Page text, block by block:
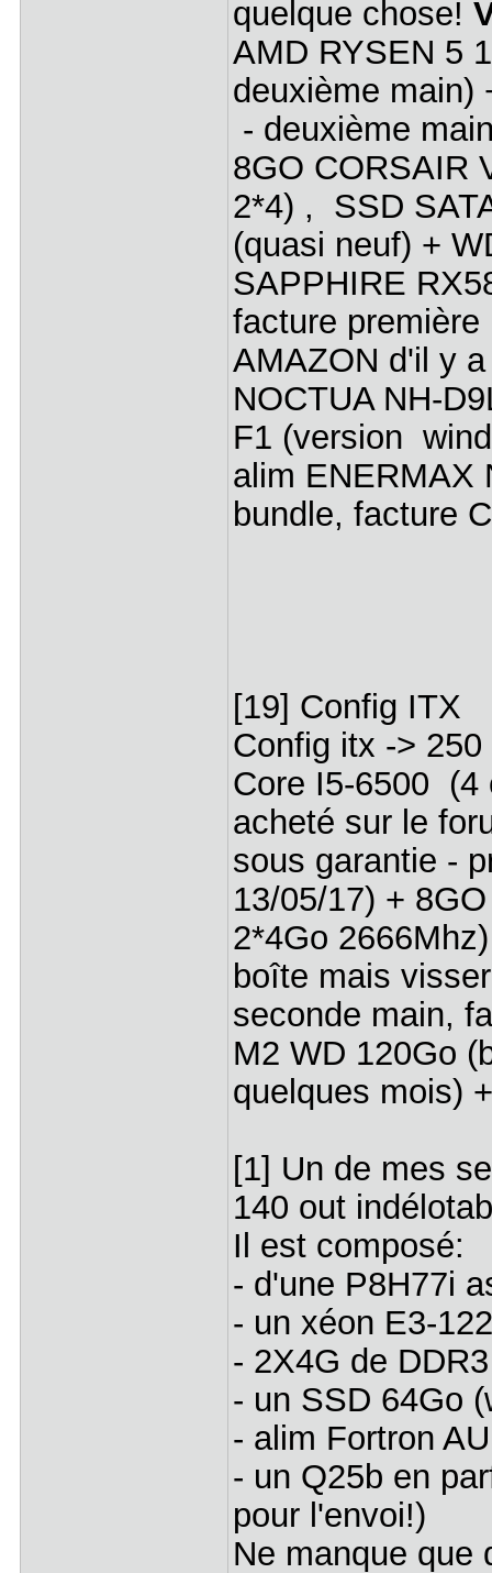
quelque chose!
AMD RYSEN 5
deuxième main)
- deuxième
8GO CORSAIR
2*4) , SSD
(quasi neuf) +
SAPPHIRE
facture
AMAZON d'il y
NOCTUA NH-
F1 (version
alim ENERMAX
bundle, facture
[19] Config ITX
Config itx ->
Core I5-6500 (4
acheté sur le
sous garantie -
13/05/17) +
2*4Go
boîte mais
seconde main,
M2 WD 120Go
quelques mois)
[1] Un de mes
140 out
Il est composé:
- d'une P8H77i
- un xéon E3-
- 2X4G de
- un SSD 64Go
- alim Fortron
- un Q25b en
pour l'envoi!)
Ne manque